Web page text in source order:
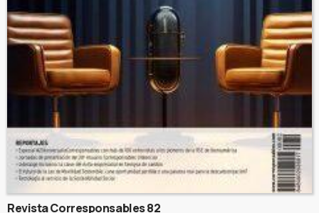
Revista Corresponsables 82